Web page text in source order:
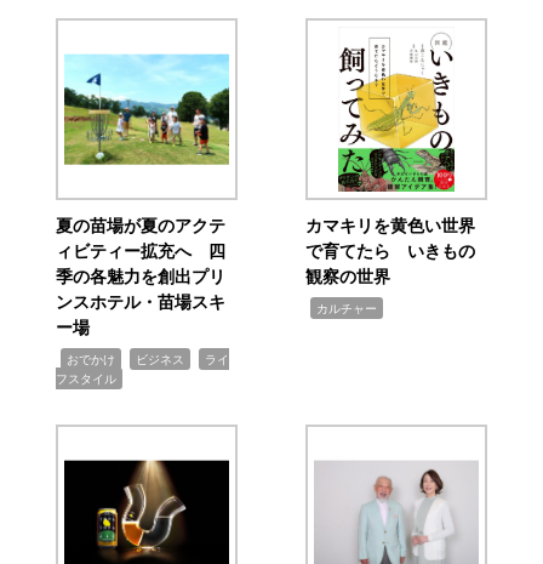
夏の苗場が夏のアクテ
ィビティー拡充へ 四
季の各魅力を創出プリ
ンスホテル・苗場スキ
ー場
おでかけ ビジネス
ライ
フスタイル
カマキリを黄色い世界
で育てたら いきもの
観察の世界
カルチャー